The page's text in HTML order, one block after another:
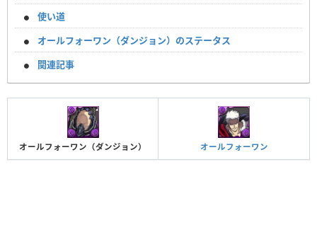
使い道
オールフォーワン（ダンジョン）のステータス
関連記事
オールフォーワン（ダンジョン） オールフォーワン